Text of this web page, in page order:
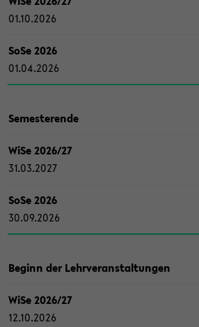
01.10.2026
SoSe 2026
01.04.2026
Se­mes­ter­en­de
WiSe 2026/27
31.03.2027
SoSe 2026
30.09.2026
Be­ginn der Lehr­ver­an­stal­tun­gen
WiSe 2026/27
12.10.2026